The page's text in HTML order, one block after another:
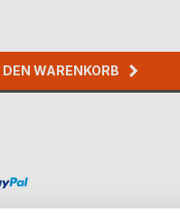
DEN WARENKORB